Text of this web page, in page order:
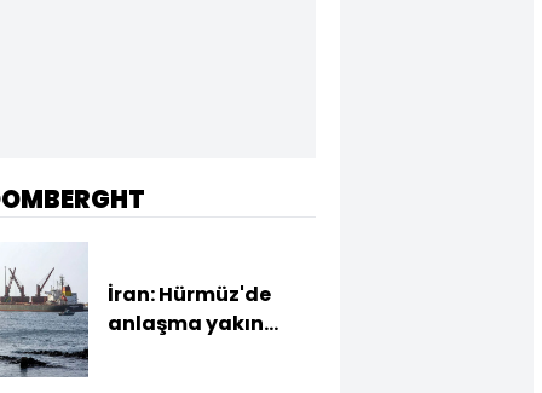
İran: Hürmüz'de
anlaşma yakın